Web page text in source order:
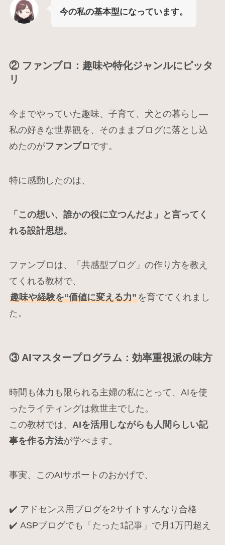
今の私の基本型になっています。
② ファンブロ：趣味や特化ジャンルにピッタ
リ
今までやっていた趣味、子育て、犬との暮らし―
私の好きな世界観を、そのままブログに落とし込
めたのがファンブロです。
特に感動したのは、
「この想い、誰かの役に立つんだよ」と言ってく
れる設計思想。
ファンブロは、「共感型ブログ」の作り方を教え
てくれる教材で、
趣味や経験を“価値に変える力”を育ててくれまし
た。
③ AIマスタープログラム：効率重視派の味方
時間も体力も限られる主婦の私にとって、AIを使
ったライティングは救世主でした。
この教材では、 AIを活用しながらも人間らしい記
事を作る方法が学べます。
事実、このAIサポートのおかげで、
✔️ アドセンス用ブログを2サイトすんなり合格
✔️ ASPブログでも「たった1記事」で月1万円超え